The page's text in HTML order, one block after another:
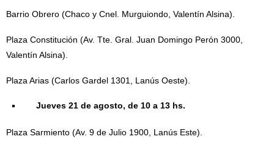
Barrio Obrero (Chaco y Cnel. Murguiondo, Valentín Alsina).
Plaza Constitución (Av. Tte. Gral. Juan Domingo Perón 3000,
Valentín Alsina).
Plaza Arias (Carlos Gardel 1301, Lanús Oeste).
Jueves 21 de agosto, de 10 a 13 hs.
Plaza Sarmiento (Av. 9 de Julio 1900, Lanús Este).